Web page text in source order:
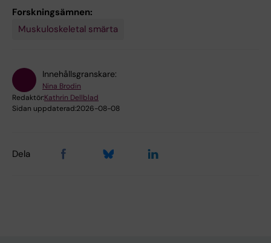
Forskningsämnen:
Muskuloskeletal smärta
Innehållsgranskare:
Nina Brodin
Redaktör:Kathrin Dellblad
Sidan uppdaterad:2026-08-08
Dela